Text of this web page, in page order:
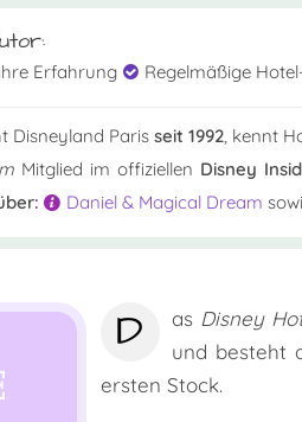
Erfahrung Regelmäßige
Disneyland Paris seit 1992, kennt
Mitglied im offiziellen Disney
Daniel & Magical Dream
D as Disney
und besteht
ersten Stock.